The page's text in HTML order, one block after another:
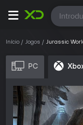
Todas
Início Jogos Jurassic
PC